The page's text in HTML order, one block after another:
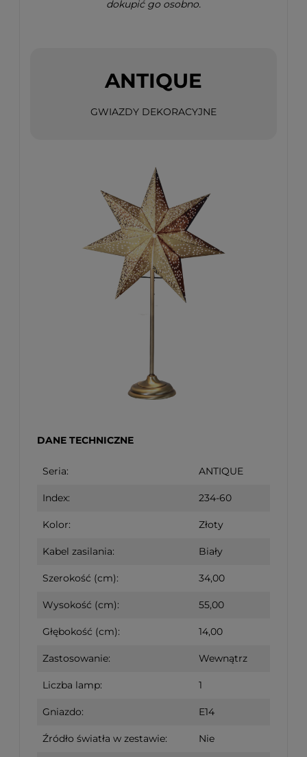
dokupić go osobno.
ANTIQUE
GWIAZDY DEKORACYJNE
DANE TECHNICZNE
Seria: ANTIQUE
Index: 234-60
Kolor: Złoty
Kabel zasilania: Biały
Szerokość (cm): 34,00
Wysokość (cm): 55,00
Głębokość (cm): 14,00
Zastosowanie: Wewnątrz
Liczba lamp: 1
Gniazdo: E14
Źródło światła w zestawie: Nie